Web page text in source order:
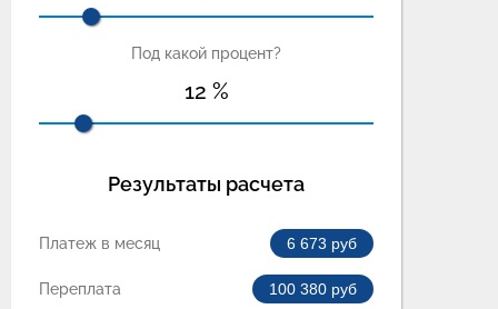
Под какой процент?
12 %
Результаты расчета
Платеж в месяц 6 673 руб
Переплата 100 380 руб